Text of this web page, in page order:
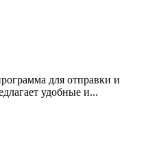
для отправки и
удобные и...